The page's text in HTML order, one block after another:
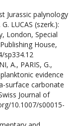
Jurassic palynology
LUCAS (szerk.):
London, Special
House,
sp334.12
A., PARIS, G.,
evidence
surface carbonate
Journal of
10.1007/s00015-